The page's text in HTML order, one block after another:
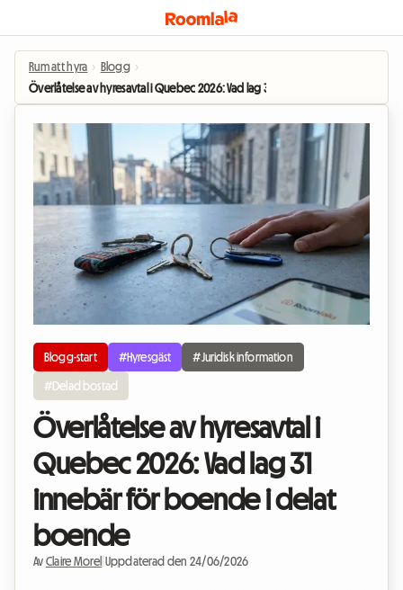
Rum att hyra › Blogg ›
Överlåtelse av hyresavtal i Quebec 2026: Vad lag 31 innebär för boende i
Blogg-start #Hyresgäst #Juridisk information
#Delad bostad
Överlåtelse av hyresavtal i
Quebec 2026: Vad lag 31
innebär för boende i delat
boende
Av Claire Morel Uppdaterad den 24/06/2026